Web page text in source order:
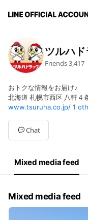
ツルハ
Friends3,417
おトクな情報をお届け♪
北海道 札幌市西区 八軒４
www.tsuruha.co.jp/ 1
Chat
Mixed media feed
Mixed media feed